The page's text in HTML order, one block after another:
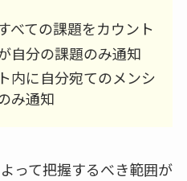
べての課題をカウント
自分の課題のみ通知
内に自分宛てのメンシ
み通知
って把握するべき範囲が